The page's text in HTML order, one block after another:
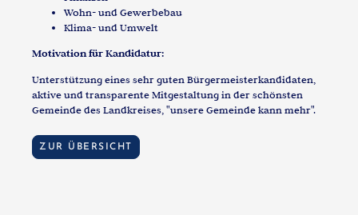
Wohn- und Gewerbebau
Klima- und Umwelt
Motivation für Kandidatur:
Unterstützung eines sehr guten Bürgermeisterkandidaten,
aktive und transparente Mitgestaltung in der schönsten
Gemeinde des Landkreises, "unsere Gemeinde kann mehr".
ZUR ÜBERSICHT